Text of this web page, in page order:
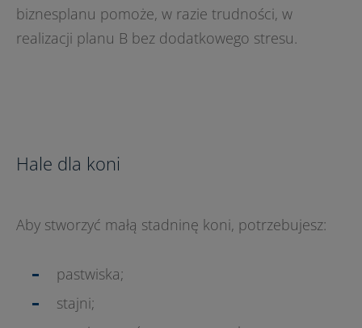
biznesplanu pomoże, w razie trudności, w
realizacji planu B bez dodatkowego stresu.
Hale dla koni
Aby stworzyć małą stadninę koni, potrzebujesz:
pastwiska;
stajni;